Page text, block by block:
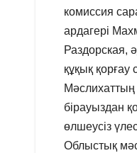
комиссия
ардагері
Раздорская,
құқық
Мәслихаттың
бірауыздан
өлшеусіз
Облыстық